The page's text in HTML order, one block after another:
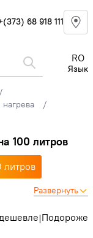
68 918 111
RO
Язык
100 литров
литров
Развернуть
|Подороже